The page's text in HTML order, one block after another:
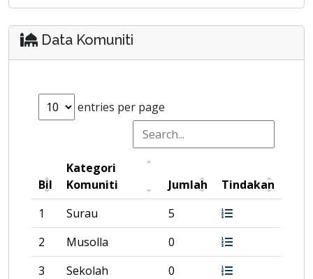
Data Komuniti
entries per page
Bil
Kategori
Komuniti
Jumlah
Tindakan
1
Surau
5
2
Musolla
0
3
Sekolah
0